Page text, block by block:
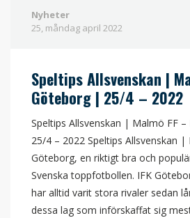
Nyheter
25, måndag april 2022
Speltips Allsvenskan |
Göteborg | 25/4 – 2022
Speltips Allsvenskan | Malmö FF
25/4 – 2022 Speltips Allsvenskan |
Göteborg, en riktigt bra och
Svenska toppfotbollen. IFK
har alltid varit stora rivaler sedan
dessa lag som införskaffat sig